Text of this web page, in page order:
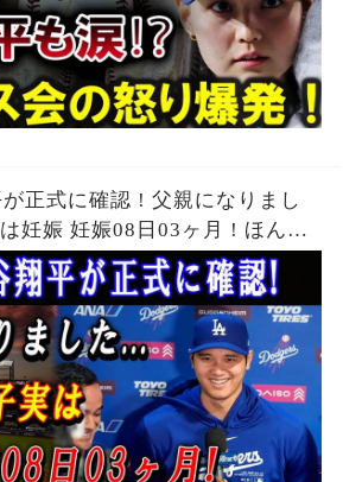
が正式に確認 ! 父親になりまし
妊娠 妊娠08日03ヶ月 ! ほんの
然 !